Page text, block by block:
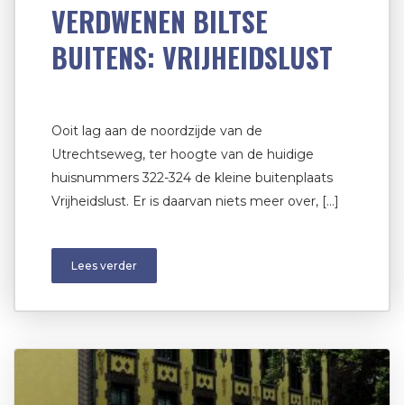
VERDWENEN BILTSE
BUITENS: VRIJHEIDSLUST
Ooit lag aan de noordzijde van de
Utrechtseweg, ter hoogte van de huidige
huisnummers 322-324 de kleine buitenplaats
Vrijheidslust. Er is daarvan niets meer over, […]
Lees verder